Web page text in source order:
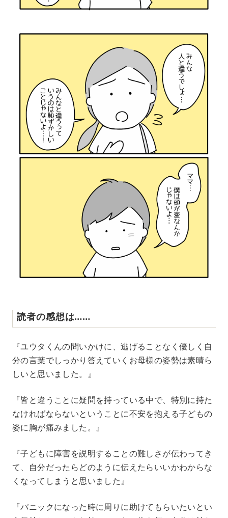
読者の感想は……
『ユウタくんの問いかけに、逃げることなく優しく自
分の言葉でしっかり答えていくお母様の姿勢は素晴ら
しいと思いました。』
『皆と違うことに疑問を持っている中で、特別に持た
なければならないということに不安を抱える子どもの
姿に胸が痛みました。』
『子どもに障害を説明することの難しさが伝わってき
て、自分だったらどのように伝えたらいいかわからな
くなってしまうと思いました』
『パニックになった時に周りに助けてもらいたいとい